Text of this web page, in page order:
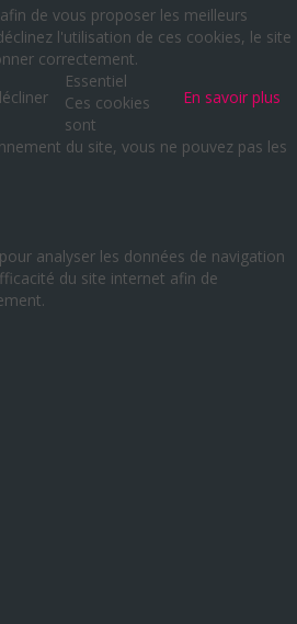
de vous proposer les meilleurs
l'utilisation de ces cookies, le site
correctement.
En savoir plus
Essentiel
Ces cookies
sont
du site, vous ne pouvez pas les
analyser les données de navigation
du site internet afin de